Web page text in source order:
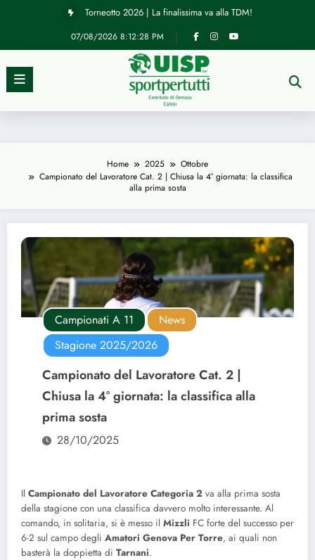
Torneotto 2026 | La finalissima va alla TDM!
07/08/2026 8:12:29 PM
Home 2025
Ottobre
Campionato del Lavoratore Cat. 2 | Chiusa la 4° giornata: la classifica
alla prima sosta
Campionati A 11
News
Stagione 2025/2026
Campionato del Lavoratore Cat. 2 |
Chiusa la 4° giornata: la classifica alla
prima sosta
28/10/2025
Il Campionato del Lavoratore Categoria 2 va alla prima sosta
della stagione con una classifica davvero molto interessante. Al
comando, in solitaria, si è messo il Mizzli FC forte del successo per
6-2 sul campo degli Amatori Genova Per Torre, ai quali non
basterà la doppietta di Tarnani.